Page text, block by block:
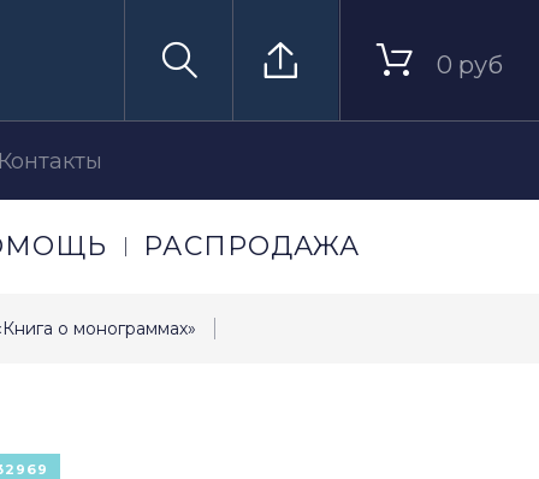
0 руб
РАСПРОДАЖА
о монограммах»